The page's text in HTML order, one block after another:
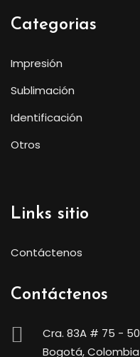
Categorias
Impresión
Sublimación
Identificación
Otros
Links sitio
Contáctenos
Contáctenos
Cra. 83A # 75 - 50
Bogotá, Colombia